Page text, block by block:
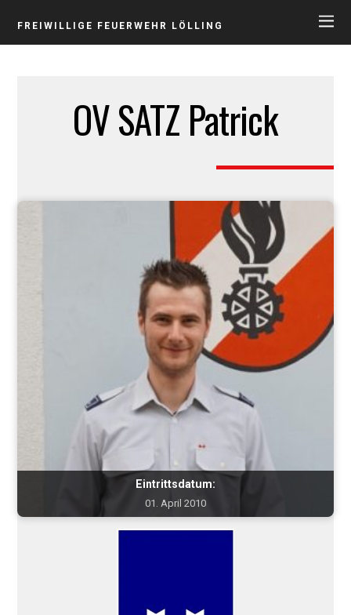
FREIWILLIGE FEUERWEHR LÖLLING
OV SATZ Patrick
Eintrittsdatum:
01. April 2010